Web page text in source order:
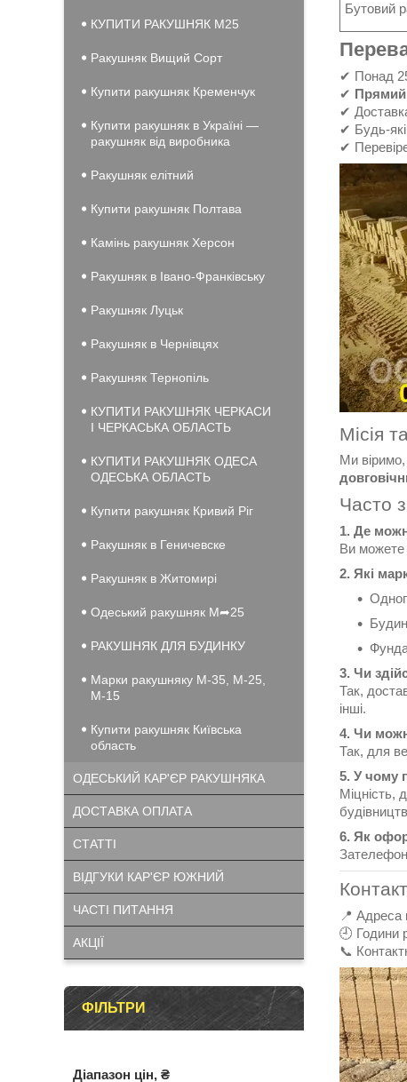
Бутовий
✔ Понад
✔ Прямий
✔
✔ Будь-
✔
Місія
Ми
Часто
1. Де
Ви можете
2. Які
3. Чи
Так,
інші.
4. Чи
Так, для
5. У чому
Міцність,
6. Як
📍
🕘 Години
📞
КУПИТИ РАКУШНЯК М25
Ракушняк Вищий Сорт
Купити ракушняк Кременчук
Купити ракушняк в Україні —
ракушняк від виробника
Ракушняк елітний
Купити ракушняк Полтава
Камінь ракушняк Херсон
Ракушняк в Івано-Франківську
Ракушняк Луцьк
Ракушняк в Чернівцях
Ракушняк Тернопіль
КУПИТИ РАКУШНЯК ЧЕРКАСИ
І ЧЕРКАСЬКА ОБЛАСТЬ
КУПИТИ РАКУШНЯК ОДЕСА
ОДЕСЬКА ОБЛАСТЬ
Купити ракушняк Кривий Ріг
Ракушняк в Геничевске
Ракушняк в Житомирі
Одеський ракушняк М➦25
РАКУШНЯК ДЛЯ БУДИНКУ
Марки ракушняку М-35, М-25,
М-15
Купити ракушняк Київська
область
ОДЕСЬКИЙ КАР'ЄР РАКУШНЯКА
ДОСТАВКА ОПЛАТА
СТАТТІ
ВІДГУКИ КАР'ЄР ЮЖНИЙ
ЧАСТІ ПИТАННЯ
АКЦІЇ
ФІЛЬТРИ
Діапазон цін, ₴